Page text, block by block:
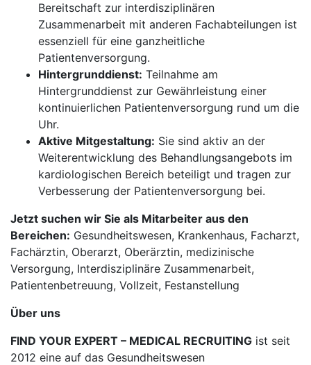
Bereitschaft zur interdisziplinären
Zusammenarbeit mit anderen Fachabteilungen ist
essenziell für eine ganzheitliche
Patientenversorgung.
Hintergrunddienst: Teilnahme am
Hintergrunddienst zur Gewährleistung einer
kontinuierlichen Patientenversorgung rund um die
Uhr.
Aktive Mitgestaltung: Sie sind aktiv an der
Weiterentwicklung des Behandlungsangebots im
kardiologischen Bereich beteiligt und tragen zur
Verbesserung der Patientenversorgung bei.
Jetzt suchen wir Sie als Mitarbeiter aus den
Bereichen: Gesundheitswesen, Krankenhaus, Facharzt,
Fachärztin, Oberarzt, Oberärztin, medizinische
Versorgung, Interdisziplinäre Zusammenarbeit,
Patientenbetreuung, Vollzeit, Festanstellung
Über uns
FIND YOUR EXPERT – MEDICAL RECRUITING ist seit
2012 eine auf das Gesundheitswesen